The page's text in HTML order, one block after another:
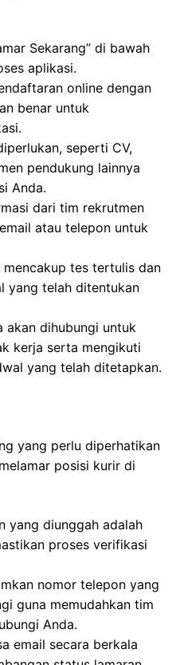
Sekarang” di bawah
aplikasi.
online dengan
benar untuk
seperti CV,
pendukung lainnya
Anda.
dari tim rekrutmen
atau telepon untuk
tes tertulis dan
yang telah ditentukan
akan dihubungi untuk
kerja serta mengikuti
yang telah ditetapkan.
yang perlu diperhatikan
posisi kurir di
yang diunggah adalah
proses verifikasi
nomor telepon yang
guna memudahkan tim
Anda.
email secara berkala